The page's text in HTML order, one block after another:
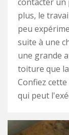
plus, le
peu
suite à une
une grande
toiture que
Confiez
qui peut